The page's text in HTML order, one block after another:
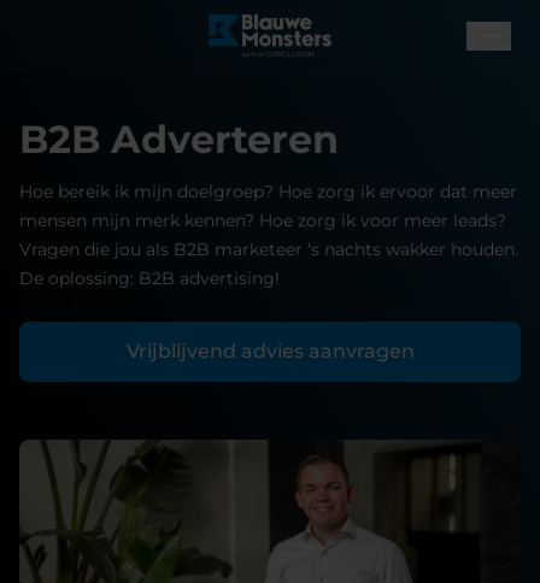
B2B Adverteren
Hoe bereik ik mijn doelgroep? Hoe zorg ik ervoor dat meer
mensen mijn merk kennen? Hoe zorg ik voor meer leads?
Vragen die jou als B2B marketeer ‘s nachts wakker houden.
De oplossing: B2B advertising!
Vrijblijvend advies aanvragen